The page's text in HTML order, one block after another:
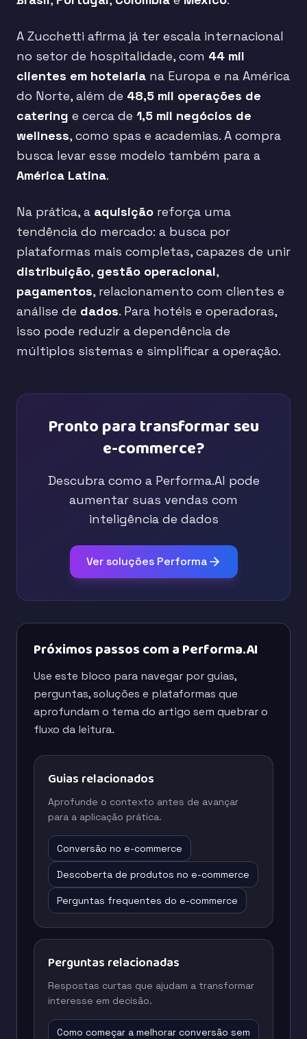
A Zucchetti afirma já ter escala internacional
no setor de hospitalidade, com 44 mil
clientes em hotelaria na Europa e na América
do Norte, além de 48,5 mil operações de
catering e cerca de 1,5 mil negócios de
wellness, como spas e academias. A compra
busca levar esse modelo também para a
América Latina.
Na prática, a aquisição reforça uma
tendência do mercado: a busca por
plataformas mais completas, capazes de unir
distribuição, gestão operacional,
pagamentos, relacionamento com clientes e
análise de dados. Para hotéis e operadoras,
isso pode reduzir a dependência de
múltiplos sistemas e simplificar a operação.
Pronto para transformar seu
e-commerce?
Descubra como a Performa.AI pode
aumentar suas vendas com
inteligência de dados
Ver soluções Performa
Próximos passos com a Performa.AI
Use este bloco para navegar por guias,
perguntas, soluções e plataformas que
aprofundam o tema do artigo sem quebrar o
fluxo da leitura.
Guias relacionados
Aprofunde o contexto antes de avançar
para a aplicação prática.
Conversão no e-commerce
Descoberta de produtos no e-commerce
Perguntas frequentes do e-commerce
Perguntas relacionadas
Respostas curtas que ajudam a transformar
interesse em decisão.
Como começar a melhorar conversão sem